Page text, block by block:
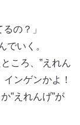
の？」
でいく。
ころ、”えれん
ンゲンかよ！
”えれんげ”が